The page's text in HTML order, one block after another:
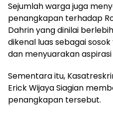
Sejumlah warga juga
penangkapan terhadap
Dahrin yang dinilai
dikenal luas sebagai
dan menyuarakan
Sementara itu,
Erick Wijaya Siagian
penangkapan tersebut.